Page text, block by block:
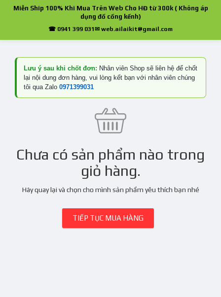
Miễn Ship 100% Khi Mua Trên Web Cho HĐ từ 300k ( Không áp
dụng đồ cồng kềnh)
☎ 0941 399 031✉ web.ailaikit@gmail.com
Lưu ý sau khi chốt đơn: Nhân viên Shop sẽ liên hệ để chốt
lại nội dung đơn hàng, vui lòng kết bạn với nhân viên chúng
tôi qua Zalo 0971399031
Chưa có sản phẩm nào trong
giỏ hàng.
Hãy quay lại và chọn cho mình sản phẩm yêu thích bạn nhé
TIẾP TỤC MUA HÀNG